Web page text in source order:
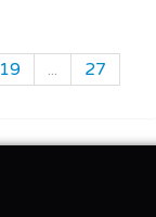
19 ...
27